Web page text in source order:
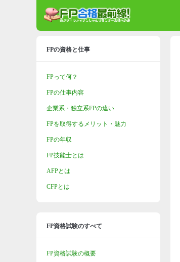
FPの資格と仕事
FPって何？
FPの仕事内容
企業系・独立系FPの違い
FPを取得するメリット・魅力
FPの年収
FP技能士とは
AFPとは
CFPとは
FP資格試験のすべて
FP資格試験の概要